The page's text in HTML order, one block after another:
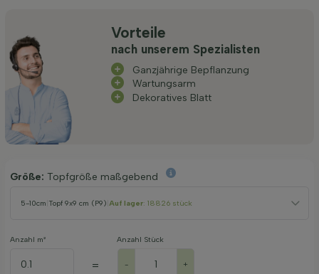
Vorteile
nach unserem Spezialisten
Ganzjährige Bepflanzung
Wartungsarm
Dekoratives Blatt
Größe: Topfgröße maßgebend
5-10cm Topf 9x9 cm (P9) Auf lager: 18826 stück
Anzahl m²
=
Anzahl Stück
- +